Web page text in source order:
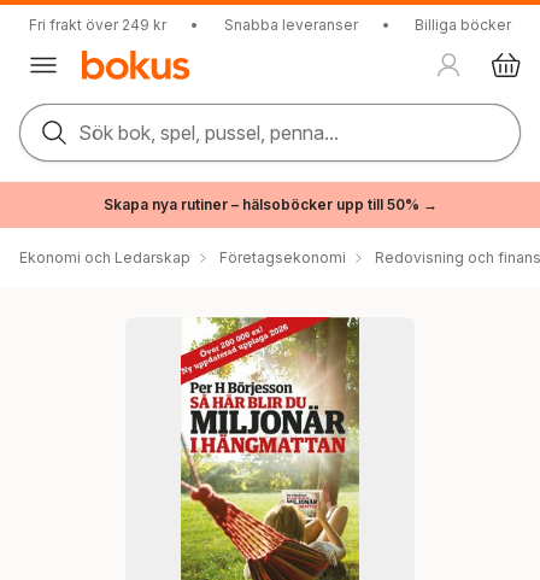
Fri frakt över 249 kr • Snabba leveranser • Billiga böcker
Sök bok, spel, pussel, penna...
Skapa nya rutiner – hälsoböcker upp till 50% →
Ekonomi och Ledarskap Företagsekonomi Redovisning och